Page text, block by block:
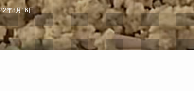
年8月16日